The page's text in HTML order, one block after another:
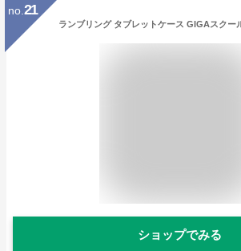
no. 21
ショップでみる